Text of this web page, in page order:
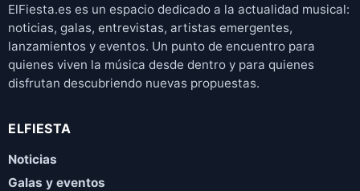
ElFiesta.es es un espacio dedicado a la actualidad musical:
noticias, galas, entrevistas, artistas emergentes,
lanzamientos y eventos. Un punto de encuentro para
quienes viven la música desde dentro y para quienes
disfrutan descubriendo nuevas propuestas.
ELFIESTA
Noticias
Galas y eventos